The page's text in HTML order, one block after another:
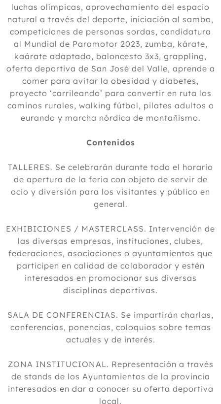
luchas olímpicas, aprovechamiento del espacio
natural a través del deporte, iniciación al sambo,
competiciones de personas sordas, candidatura
al Mundial de Paramotor 2023, zumba, kárate,
kaárate adaptado, baloncesto 3x3, grappling,
oferta deportiva de San José del Valle, aprende a
comer para avitar la obesidad y diabetes,
proyecto ‘carrileando’ para convertir en ruta los
caminos rurales, walking fútbol, pilates adultos o
eurando y marcha nórdica de montañismo.
Contenidos
TALLERES. Se celebrarán durante todo el horario
de apertura de la feria con objeto de servir de
ocio y diversión para los visitantes y público en
general.
EXHIBICIONES / MASTERCLASS. Intervención de
las diversas empresas, instituciones, clubes,
federaciones, asociaciones o ayuntamientos que
participen en calidad de colaborador y estén
interesados en promocionar sus diversas
disciplinas deportivas.
SALA DE CONFERENCIAS. Se impartirán charlas,
conferencias, ponencias, coloquios sobre temas
actuales y de interés.
ZONA INSTITUCIONAL. Representación a través
de stands de los Ayuntamientos de la provincia
interesados en dar a conocer su oferta deportiva
local.